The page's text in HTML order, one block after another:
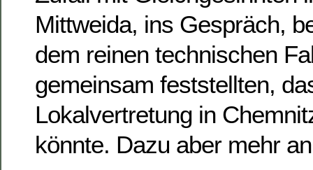
Mittweida, ins Gespräch,
dem reinen technischen
gemeinsam feststellten,
Lokalvertretung in
könnte. Dazu aber mehr